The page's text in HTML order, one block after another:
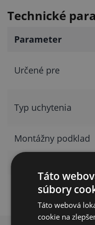
Technické
Parameter
Určené pre
Typ uchytenia
Montážny podklad
Táto
súbory
Táto webová
cookie na